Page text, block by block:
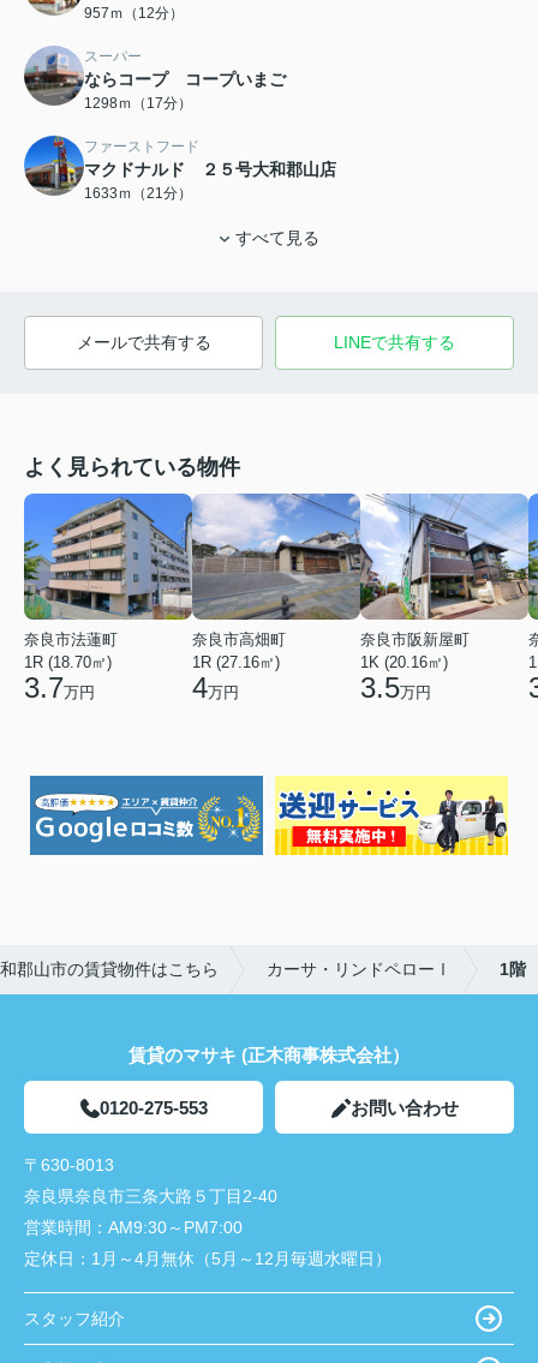
957ｍ（12分）
スーパー
ならコープ コープいまご
1298ｍ（17分）
ファーストフード
マクドナルド ２５号大和郡山店
1633ｍ（21分）
すべて見る
メールで共有する LINEで共有する
よく見られている物件
奈良市法蓮町
1R (18.70㎡)
3.7万円
奈良市高畑町
1R (27.16㎡)
4万円
奈良市阪新屋町
1K (20.16㎡)
3.5万円
郡山市の賃貸物件はこちら カーサ・リンドペローⅠ 1階
賃貸のマサキ (正木商事株式会社）
0120-275-553 お問い合わせ
〒630-8013
奈良県奈良市三条大路５丁目2-40
営業時間： AM9:30～PM7:00
定休日： 1月～4月無休（5月～12月毎週水曜日）
スタッフ紹介